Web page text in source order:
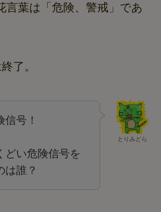
言葉は「危険、警戒」であ
了。
とりみどら
号！
どい危険信号を
は誰？